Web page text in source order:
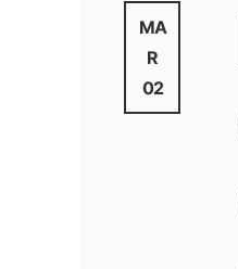
MA
R
02